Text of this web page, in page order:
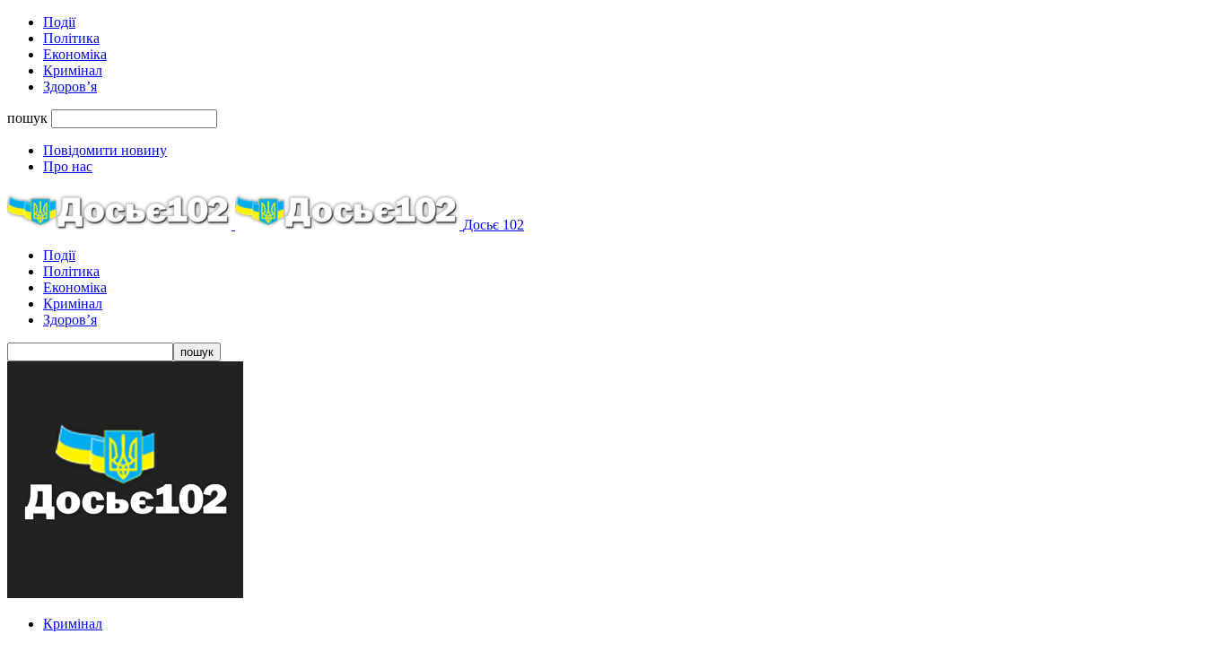
Події
Політика
Економіка
Кримінал
Здоров’я
пошук
Повідомити новину
Про нас
Досьє 102
Події
Політика
Економіка
Кримінал
Здоров’я
Кримінал